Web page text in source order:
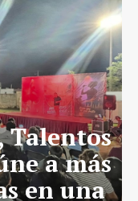
Talentos
a más
en una